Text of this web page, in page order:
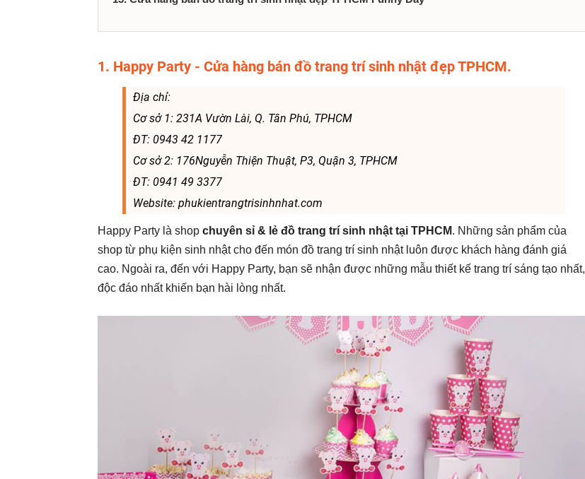
1. Happy Party - Cửa hàng bán đồ trang trí sinh nhật đẹp TPHCM.
Địa chỉ:
Cơ sở 1: 231A Vườn Lài, Q. Tân Phú, TPHCM
ĐT: 0943 42 1177
Cơ sở 2: 176Nguyễn Thiện Thuật, P3, Quận 3, TPHCM
ĐT: 0941 49 3377
Website: phukientrangtrisinhnhat.com
Happy Party là shop chuyên sỉ & lẻ đồ trang trí sinh nhật tại TPHCM. Những sản phẩm của
shop từ phụ kiện sinh nhật cho đến món đồ trang trí sinh nhật luôn được khách hàng đánh giá
cao. Ngoài ra, đến với Happy Party, bạn sẽ nhận được những mẫu thiết kế trang trí sáng tạo nhất,
độc đáo nhất khiến bạn hài lòng nhất.